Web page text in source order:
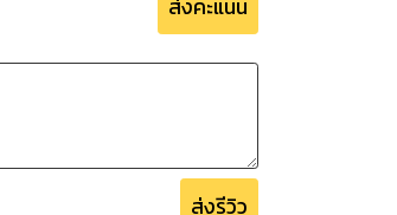
ส่งคะแนน
ส่งรีวิว